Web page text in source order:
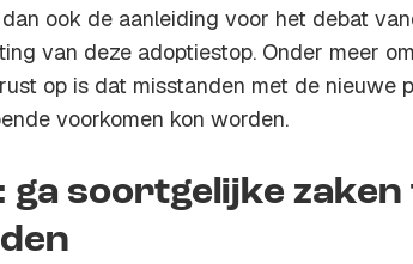
ook de aanleiding voor het debat
van deze adoptiestop. Onder meer
op is dat misstanden met de nieuwe
voorkomen kon worden.
ga soortgelijke zaken